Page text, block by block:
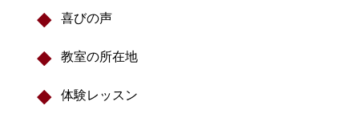
喜びの声
教室の所在地
体験レッスン